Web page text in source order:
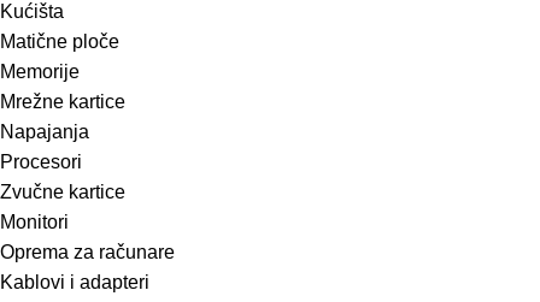
Kućišta
Matične ploče
Memorije
Mrežne kartice
Napajanja
Procesori
Zvučne kartice
Monitori
Oprema za računare
Kablovi i adapteri